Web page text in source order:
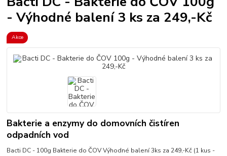
- Výhodné balení 3 ks za 249,-Kč
Akce
Bakterie a enzymy do domovních čistíren
odpadních vod
Bacti DC - 100g Bakterie do ČOV Výhodné balení 3ks za 249,-Kč (1 kus -